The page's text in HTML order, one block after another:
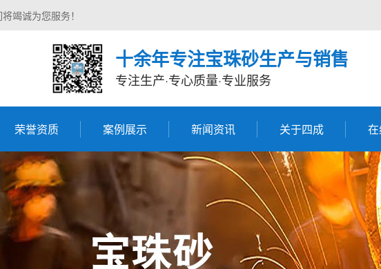
竭诚为您服务！
十余年专注宝珠砂生产与销售
专注生产·专心质量·专业服务
荣誉资质 案例展示 新闻资讯 关于四成